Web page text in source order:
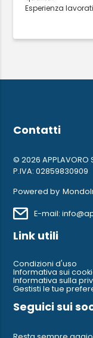
Esperienza
Contatti
© 2026 APPLAVORO
P.IVA: 02859830909
Powered by
E-mail:
Link utili
Condizioni d'uso
Informativa sui
Informativa sulla
Gestisti le tue
Seguici sui